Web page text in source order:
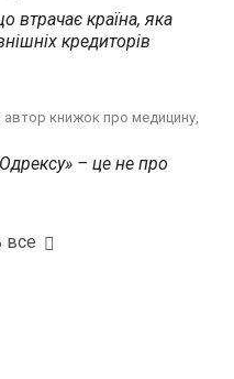
втрачає країна, яка
кредиторів
автор книжок про медицину,
– це не про
все